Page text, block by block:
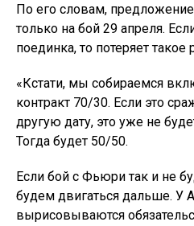
По его словам,
только на бой 29 апреля.
поединка, то потеряет такое
«Кстати, мы собираемся
контракт 70/30. Если это
другую дату, это уже не
Тогда будет 50/50.
Если бой с Фьюри так и не
будем двигаться дальше. У
вырисовываются